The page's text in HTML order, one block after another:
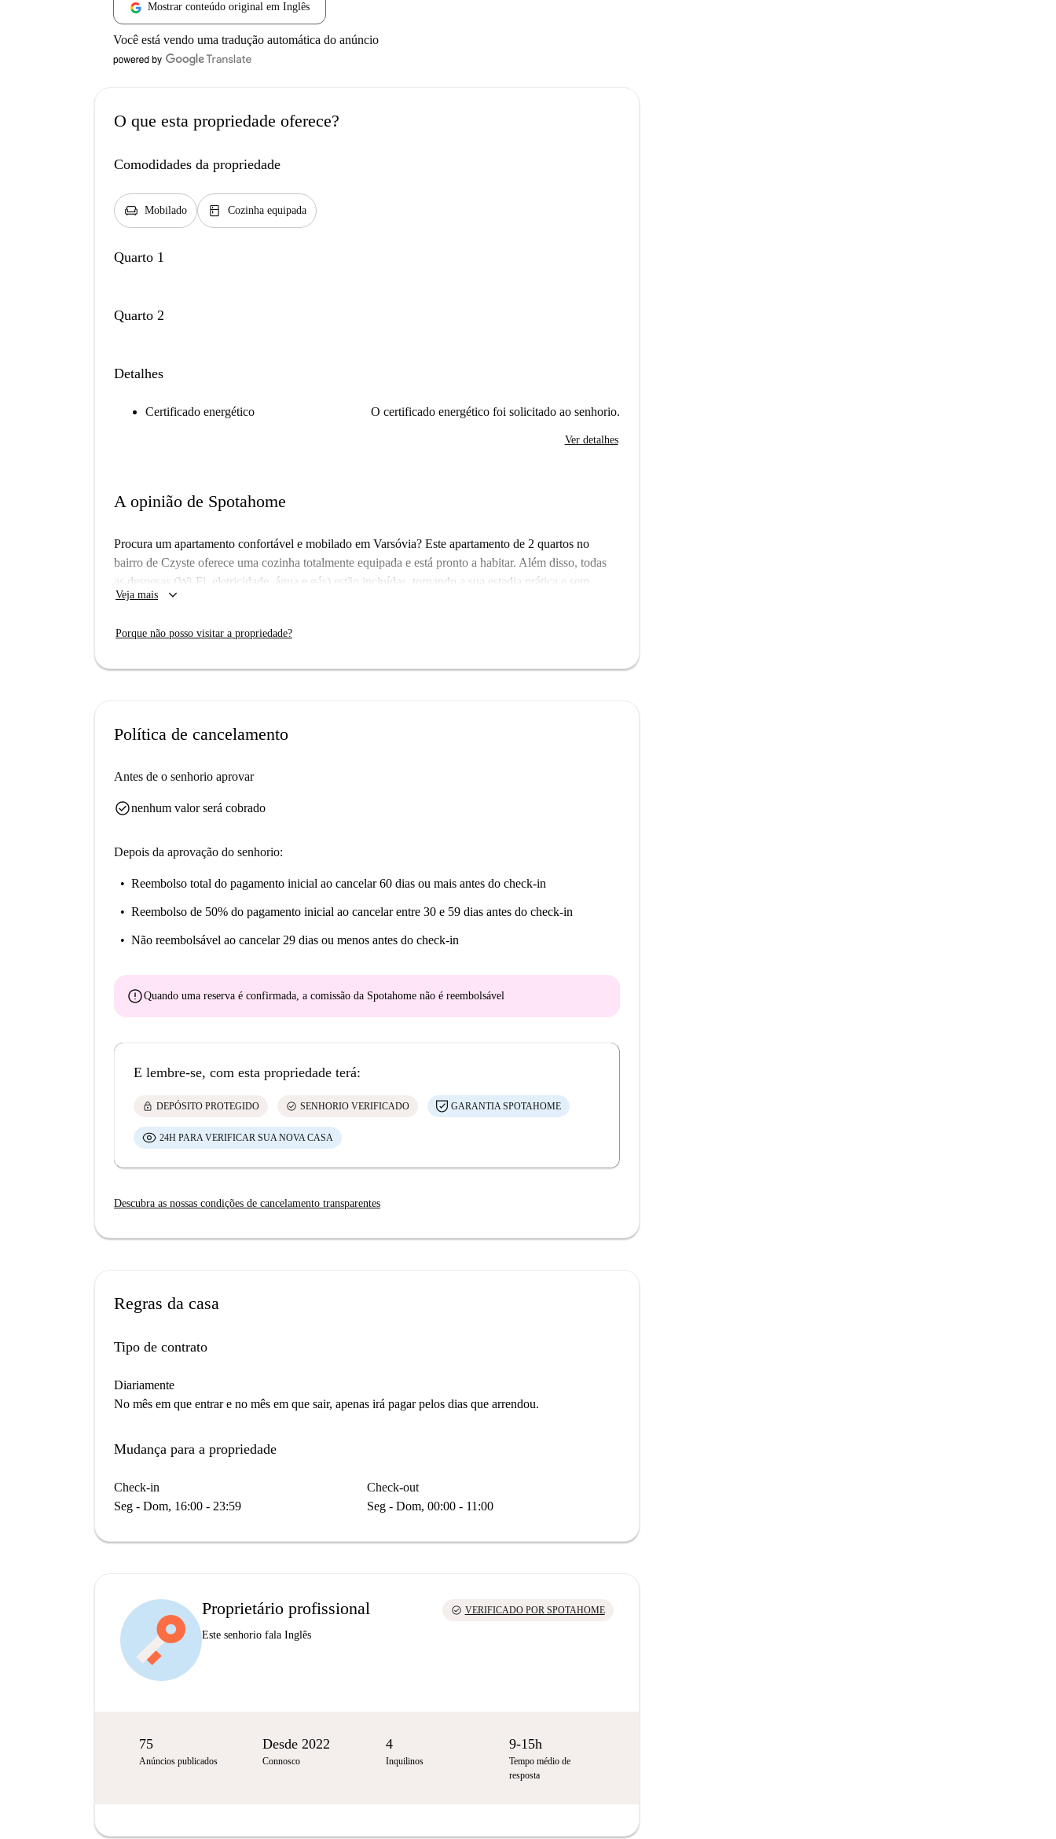
Mostrar conteúdo original em Inglês
Você está vendo uma tradução automática do anúncio
O que esta propriedade oferece?
Comodidades da propriedade
chair Mobilado kitchen Cozinha equipada
Quarto 1
Quarto 2
Detalhes
Certificado energético O certificado energético foi solicitado ao senhorio.
Ver detalhes
A opinião de Spotahome
Procura um apartamento confortável e mobilado em Varsóvia? Este apartamento de 2 quartos no
bairro de Czyste oferece uma cozinha totalmente equipada e está pronto a habitar. Além disso, todas
as despesas (Wi-Fi, eletricidade, água e gás) estão incluídas, tornando a sua estadia prática e sem
complicações.
Czyste fica perto de uma variedade de restaurantes, como o Ramenownia, o La Vinotheque Salon
Pracowników Pocztowych. Desfrute do ambiente vibrante e das excelentes comodidades perto deste
Veja mais keyboard_arrow_down
Porque não posso visitar a propriedade?
Política de cancelamento
Antes de o senhorio aprovar
check_circlenenhum valor será cobrado
Depois da aprovação do senhorio:
Reembolso total do pagamento inicial ao cancelar 60 dias ou mais antes do check-in
Reembolso de 50% do pagamento inicial ao cancelar entre 30 e 59 dias antes do check-in
Não reembolsável ao cancelar 29 dias ou menos antes do check-in
errorQuando uma reserva é confirmada, a comissão da Spotahome não é reembolsável
E lembre-se, com esta propriedade terá:
lock DEPÓSITO PROTEGIDO check_circle SENHORIO VERIFICADO GARANTIA SPOTAHOME
24H PARA VERIFICAR SUA NOVA CASA
Descubra as nossas condições de cancelamento transparentes
Regras da casa
Tipo de contrato
Diariamente
No mês em que entrar e no mês em que sair, apenas irá pagar pelos dias que arrendou.
Mudança para a propriedade
Check-in
Seg - Dom, 16:00 - 23:59
Check-out
Seg - Dom, 00:00 - 11:00
Proprietário profissional
Este senhorio fala Inglês
check_circle VERIFICADO POR SPOTAHOME
75
Anúncios publicados
Desde 2022
Connosco
4
Inquilinos
9-15h
Tempo médio de
resposta